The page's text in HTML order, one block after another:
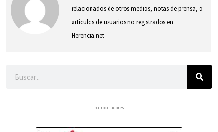
relacionados de otros medios, notas de prensa, o
artículos de usuarios no registrados en
Herencia.net
– patrocinadores –